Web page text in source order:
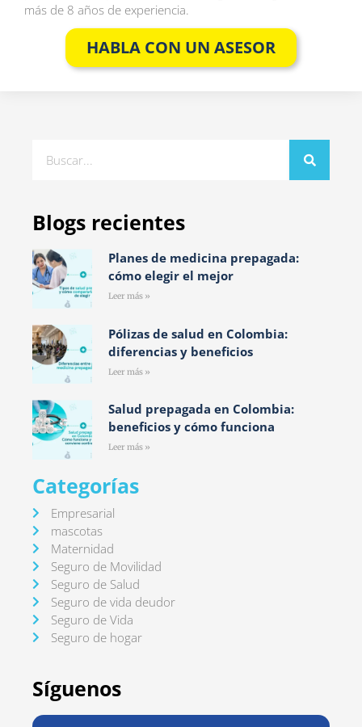
más de 8 años de experiencia.
HABLA CON UN ASESOR
Blogs recientes
Planes de medicina prepagada:
cómo elegir el mejor
Leer más »
Pólizas de salud en Colombia:
diferencias y beneficios
Leer más »
Salud prepagada en Colombia:
beneficios y cómo funciona
Leer más »
Categorías
Empresarial
mascotas
Maternidad
Seguro de Movilidad
Seguro de Salud
Seguro de vida deudor
Seguro de Vida
Seguro de hogar
Síguenos